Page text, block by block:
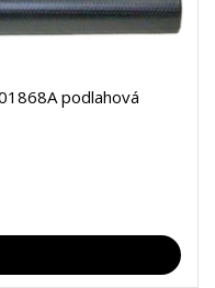
podlahová